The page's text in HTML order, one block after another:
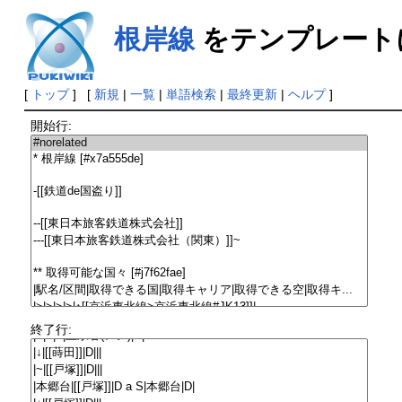
根岸線 をテンプレー
[ トップ] [ 新規 | 一覧| 単語検索| 最終更新| ヘルプ]
開始行:
終了行: